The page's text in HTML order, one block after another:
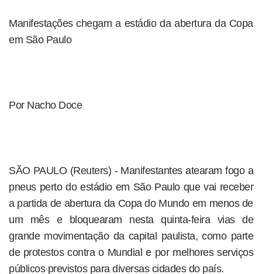
Manifestações chegam a estádio da abertura da Copa
em São Paulo
Por Nacho Doce
SÃO PAULO (Reuters) - Manifestantes atearam fogo a
pneus perto do estádio em São Paulo que vai receber
a partida de abertura da Copa do Mundo em menos de
um mês e bloquearam nesta quinta-feira vias de
grande movimentação da capital paulista, como parte
de protestos contra o Mundial e por melhores serviços
públicos previstos para diversas cidades do país.